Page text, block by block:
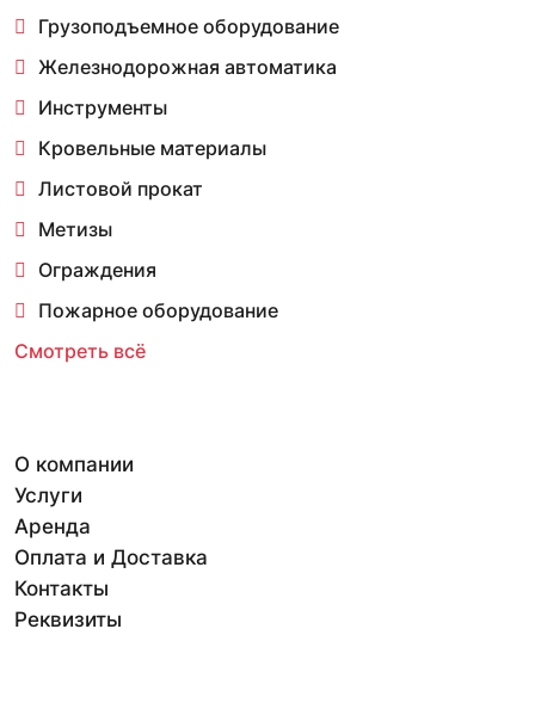
Грузоподъемное оборудование
Железнодорожная автоматика
Инструменты
Кровельные материалы
Листовой прокат
Метизы
Ограждения
Пожарное оборудование
Смотреть всё
О компании
Услуги
Аренда
Оплата и Доставка
Контакты
Реквизиты